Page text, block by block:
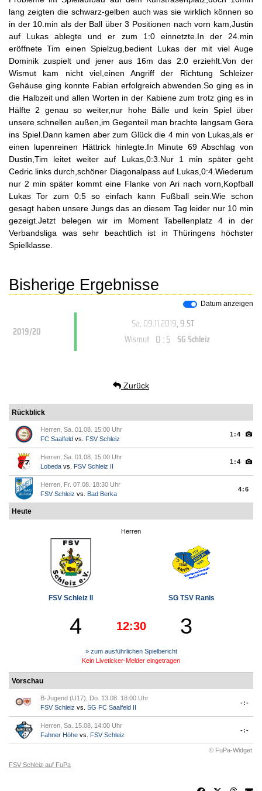
lang zeigten die schwarz-gelben auch was sie wirklich können so
in der 10.min als der Ball über 3 Positionen nach vorn kam,Justin
auf Lukas ablegte und er zum 1:0 einnetzte.In der 24.min
eröffnete Tim einen Spielzug,bedient Lukas der mit viel Auge
Dominik zuspielt und jener aus 16m das 2:0 erziehlt.Von der
Wismut kam nicht viel,einen Angriff der Richtung Schleizer
Gehäuse ging konnte Fabian erfolgreich abwenden.So ging es in
die Halbzeit und allen Worten in der Kabiene zum trotz ging es in
Hälfte 2 genau so weiter,nur hohe Bälle und kein Spiel über
unsere schnellen außen,im Gegenteil man brachte langsam Gera
ins Spiel.Dann kamen aber zum Glück die 4 min von Lukas,als er
einen lupenreinen Hättrick hinlegte.In Minute 69 Abschlag von
Dustin,Tim leitet weiter auf Lukas,0:3.Nur 1 min später geht
Cedric links durch,schöner Diagonalpass auf Lukas,0:4.Wiederum
nur 2 min später kommt eine Flanke von Ari nach vorn,Kopfball
Lukas Tor zum 0:5 so einfach kann Fußball sein.Wie schon
gesagt haben unsere Jungs das an diesem Tag leider nur 10 min
gezeigt.Jetzt belegen wir im Moment Tabellenplatz 4 in der
Verbandsliga was sehr beachtlich ist in Thüringens höchster
Spielklasse.
Bisherige Ergebnisse
Datum anzeigen
2019/20
Sa, 09.11.2019, 9.ST
Wismut 0 : 5 SG Schleiz
Zurück
Rückblick
Herren, Sa. 01.08. 15:00 Uhr
FC Saalfeld vs. FSV Schleiz
1:4
Herren, Sa. 01.08. 15:00 Uhr
Lobeda vs. FSV Schleiz II
1:4
Herren, Fr. 07.08. 18:30 Uhr
FSV Schleiz vs. Bad Berka
4:6
Heute
Herren
FSV Schleiz II SG TSV Ranis
4 12:30 3
» zum ausführlichen Spielbericht
Kein Liveticker-Melder eingetragen
Vorschau
B-Jugend (U17), Do. 13.08. 18:00 Uhr
FSV Schleiz vs. SG FC Saalfeld II
-:-
Herren, Sa. 15.08. 14:00 Uhr
Fahner Höhe vs. FSV Schleiz
-:-
© FuPa-Widget
FSV Schleiz auf FuPa